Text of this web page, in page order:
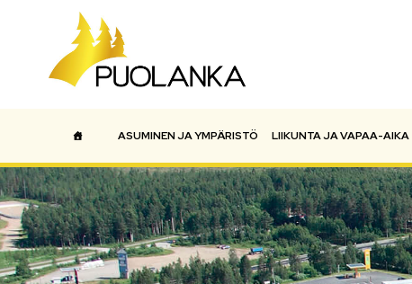
Päävalikko
ETUSIVU
ASUMINEN JA YMPÄRISTÖ LIIKUNTA JA VAPAA-AIKA